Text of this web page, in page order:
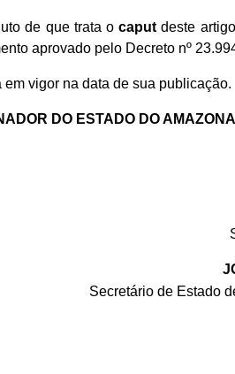
de que trata ocaput deste
aprovado pelo Decreto nº
vigor na data de sua publicação.
DO ESTADO DO
Secretário de Estado